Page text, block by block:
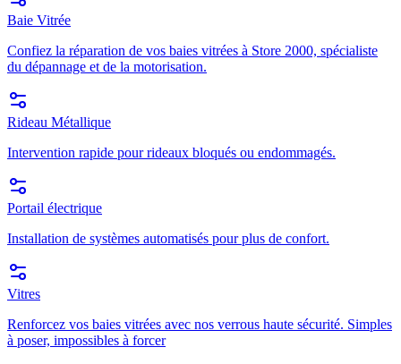
Baie Vitrée
Confiez la réparation de vos baies vitrées à Store 2000, spécialiste
du dépannage et de la motorisation.
Rideau Métallique
Intervention rapide pour rideaux bloqués ou endommagés.
Portail électrique
Installation de systèmes automatisés pour plus de confort.
Vitres
Renforcez vos baies vitrées avec nos verrous haute sécurité. Simples
à poser, impossibles à forcer